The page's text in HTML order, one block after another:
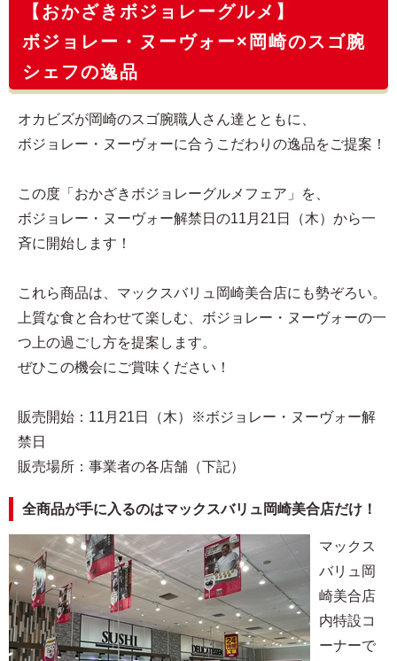
【おかざきボジョレーグルメ】
ボジョレー・ヌーヴォー×岡崎のスゴ腕
シェフの逸品
オカビズが岡崎のスゴ腕職人さん達とともに、
ボジョレー・ヌーヴォーに合うこだわりの逸品をご提案！
この度「おかざきボジョレーグルメフェア」を、
ボジョレー・ヌーヴォー解禁日の11月21日（木）から一
斉に開始します！
これら商品は、マックスバリュ岡崎美合店にも勢ぞろい。
上質な食と合わせて楽しむ、ボジョレー・ヌーヴォーの一
つ上の過ごし方を提案します。
ぜひこの機会にご賞味ください！
販売開始：11月21日（木）※ボジョレー・ヌーヴォー解
禁日
販売場所：事業者の各店舗（下記）
全商品が手に入るのはマックスバリュ岡崎美合店だけ！
マックス
バリュ岡
崎美合店
内特設コ
ーナーで